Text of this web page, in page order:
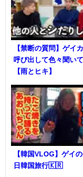
【禁断の質問】ゲイ
呼び出して色々聞い
【雨とヒキ】
【韓国VLOG】ゲイ
日韓国旅行🇰🇷